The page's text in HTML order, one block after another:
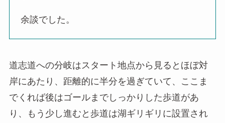
余談でした。
道志道への分岐はスタート地点から見るとほぼ対
岸にあたり、距離的に半分を過ぎていて、ここま
でくれば後はゴールまでしっかりした歩道があ
り、もう少し進むと歩道は湖ギリギリに設置され